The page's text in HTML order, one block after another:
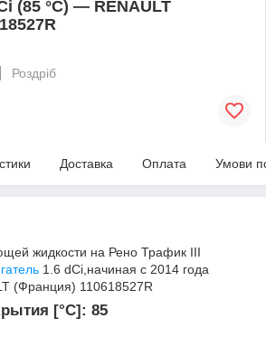
(85 °C) — RENAULT
Роздріб
Доставка Оплата Умови
жидкости на Рено Трафик III
1.6 dCi,начиная с 2014 года
(Франция) 110618527R
[°C]: 85